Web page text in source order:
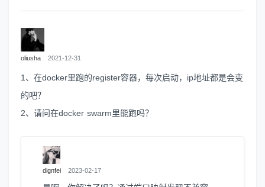
oliusha 2021-12-31
1、在docker里跑的register容器，每次启动，ip地址都是会变
的吧？
2、请问在docker swarm里能跑吗？
dignfei 2023-02-17